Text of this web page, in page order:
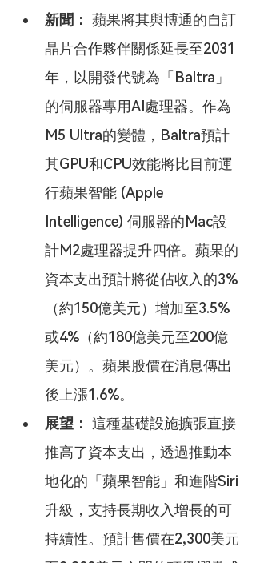
新聞： 蘋果將其與博通的自訂
晶片合作夥伴關係延長至2031
年，以開發代號為「Baltra」
的伺服器專用AI處理器。作為
M5 Ultra的變體，Baltra預計
其GPU和CPU效能將比目前運
行蘋果智能 (Apple
Intelligence) 伺服器的Mac設
計M2處理器提升四倍。蘋果的
資本支出預計將從佔收入的3%
（約150億美元）增加至3.5%
或4%（約180億美元至200億
美元）。蘋果股價在消息傳出
後上漲1.6%。
展望： 這種基礎設施擴張直接
推高了資本支出，透過推動本
地化的「蘋果智能」和進階Siri
升級，支持長期收入增長的可
持續性。預計售價在2,300美元